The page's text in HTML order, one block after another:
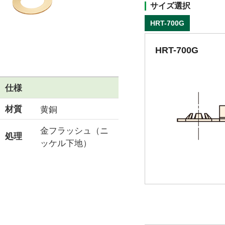
仕様
材質
黄銅
処理
金フラッシュ（ニ
ッケル下地）
サイズ選択
HRT-700G
HRT-700G